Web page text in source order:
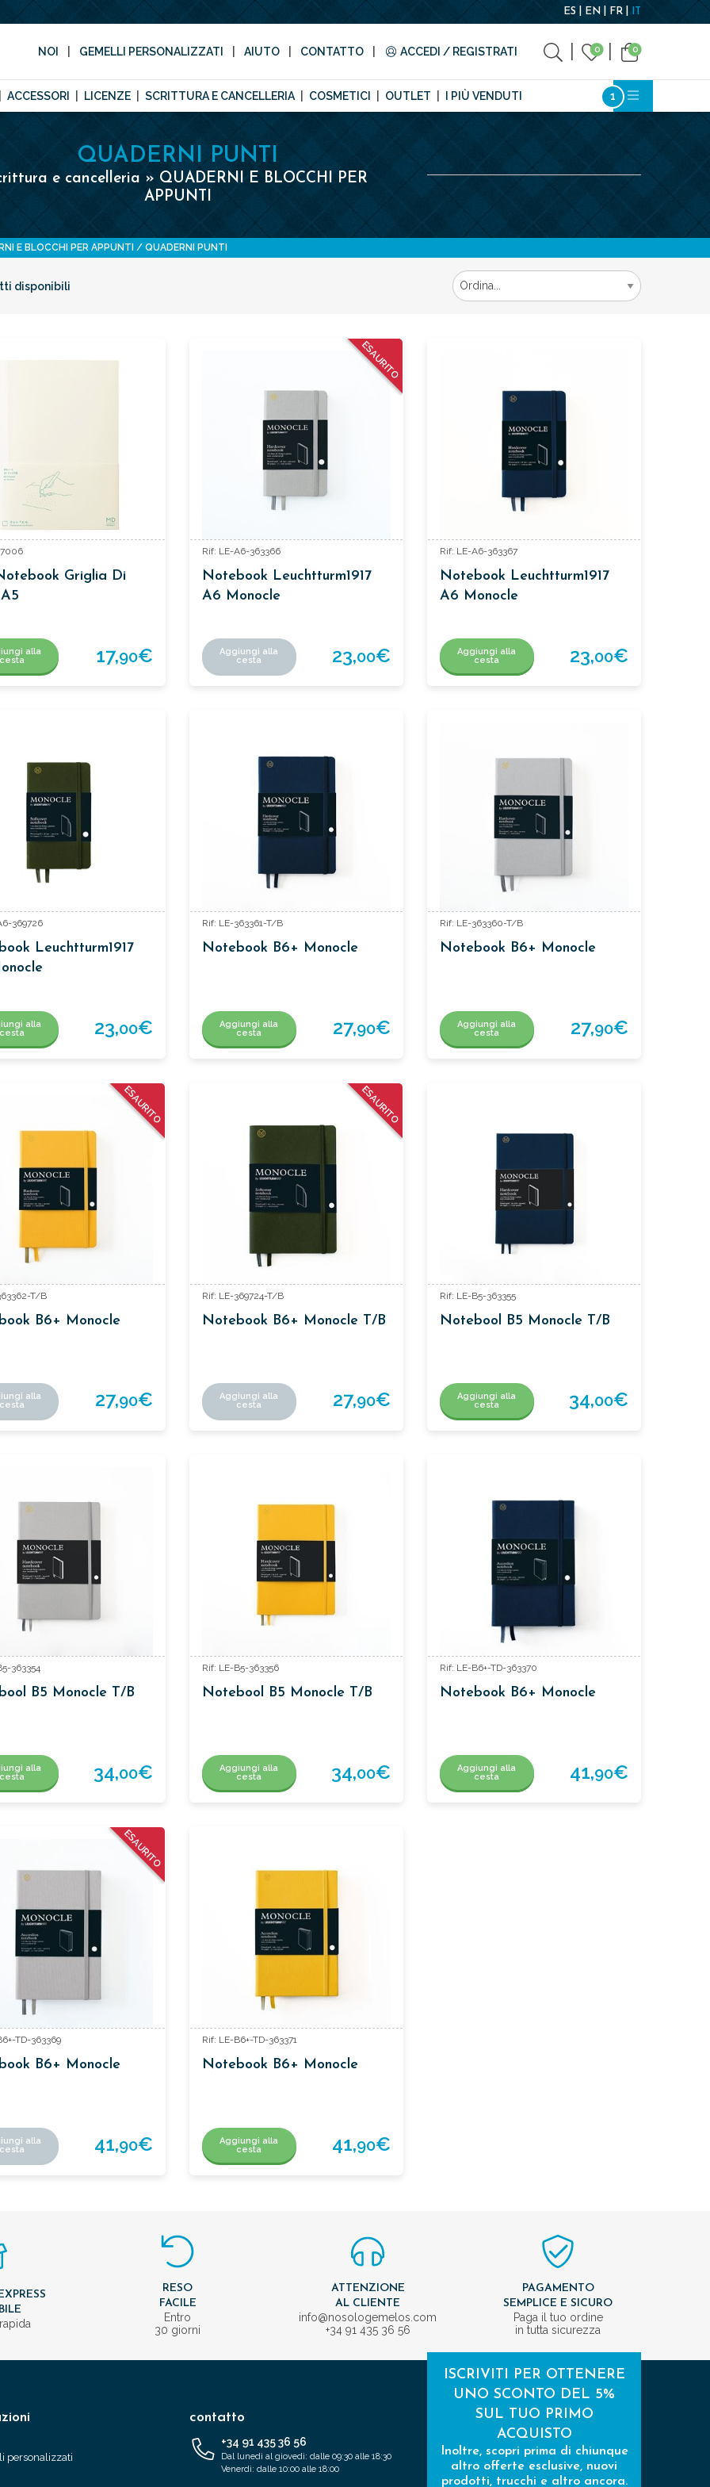
ES EN FR IT
NOI GEMELLI PERSONALIZZATI AIUTO CONTATTO ACCEDI / REGISTRATI 0 0
ACCESSORI LICENZE SCRITTURA E CANCELLERIA COSMETICI OUTLET I PIÙ VENDUTI
QUADERNI PUNTI
e cancelleria » QUADERNI E BLOCCHI PER
APPUNTI
E BLOCCHI PER APPUNTI QUADERNI PUNTI
disponibili
Griglia Di
alla
cesta
17,90€
ESAURITO
Rif: LE-A6-363366
Notebook Leuchtturm1917
A6 Monocle
Aggiungi alla
cesta
23,00€
Rif: LE-A6-363367
Notebook Leuchtturm1917
A6 Monocle
Aggiungi alla
cesta
23,00€
369726
Leuchtturm1917
alla
cesta
23,00€
Rif: LE-363361-T/B
Notebook B6+ Monocle
Aggiungi alla
cesta
27,90€
Rif: LE-363360-T/B
Notebook B6+ Monocle
Aggiungi alla
cesta
27,90€
ESAURITO
T/B
B6+ Monocle
alla
cesta
27,90€
ESAURITO
Rif: LE-369724-T/B
Notebook B6+ Monocle T/B
Aggiungi alla
cesta
27,90€
Rif: LE-B5-363355
Notebool B5 Monocle T/B
Aggiungi alla
cesta
34,00€
363354
B5 Monocle T/B
alla
cesta
34,00€
Rif: LE-B5-363356
Notebool B5 Monocle T/B
Aggiungi alla
cesta
34,00€
Rif: LE-B6+-TD-363370
Notebook B6+ Monocle
Aggiungi alla
cesta
41,90€
ESAURITO
TD-363369
B6+ Monocle
alla
cesta
41,90€
Rif: LE-B6+-TD-363371
Notebook B6+ Monocle
Aggiungi alla
cesta
41,90€
RESO
FACILE
Entro
30 giorni
ATTENZIONE
AL CLIENTE
info@nosologemelos.com
+34 91 435 36 56
PAGAMENTO
SEMPLICE E SICURO
Paga il tuo ordine
in tutta sicurezza
personalizzati
contatto
+34 91 435 36 56
Dal lunedì al giovedì: dalle 09:30 alle 18:30
Venerdì: dalle 10:00 alle 18:00
ISCRIVITI PER OTTENERE
UNO SCONTO DEL 5%
SUL TUO PRIMO
ACQUISTO
Inoltre, scopri prima di chiunque
altro offerte esclusive, nuovi
prodotti, trucchi e altro ancora.